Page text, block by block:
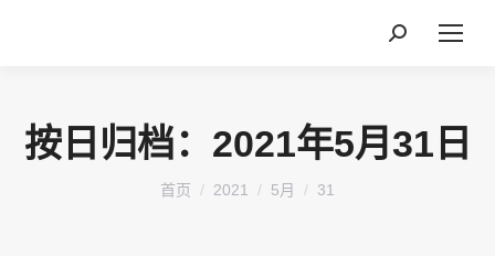
搜
按日归档： 2021年5月31日
您在这里：
首页 2021 5月 31